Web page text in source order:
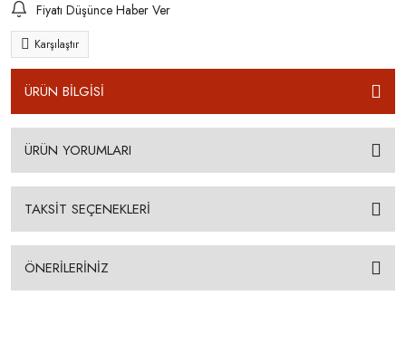
Fiyatı Düşünce Haber Ver
Karşılaştır
ÜRÜN BİLGİSİ
ÜRÜN YORUMLARI
TAKSİT SEÇENEKLERİ
ÖNERİLERİNİZ